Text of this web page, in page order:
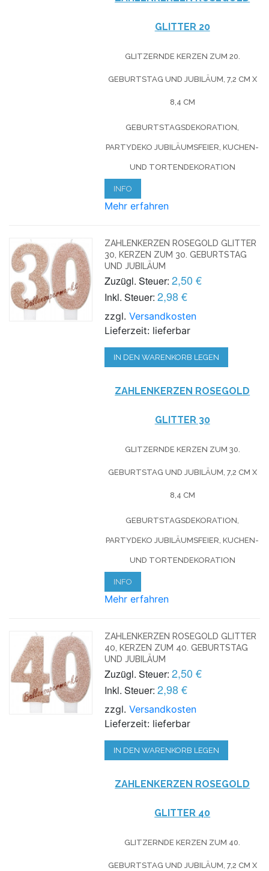
GLITTER 20
GLITZERNDE KERZEN ZUM 20.
GEBURTSTAG UND JUBILÄUM, 7,2 CM X
8,4 CM
GEBURTSTAGSDEKORATION,
PARTYDEKO JUBILÄUMSFEIER, KUCHEN-
UND TORTENDEKORATION
INFO
Mehr erfahren
ZAHLENKERZEN ROSEGOLD GLITTER
30, KERZEN ZUM 30. GEBURTSTAG
UND JUBILÄUM
Zuzügl. Steuer: 2,50 €
Inkl. Steuer: 2,98 €
zzgl.Versandkosten
Lieferzeit: lieferbar
IN DEN WARENKORB LEGEN
ZAHLENKERZEN ROSEGOLD
GLITTER 30
GLITZERNDE KERZEN ZUM 30.
GEBURTSTAG UND JUBILÄUM, 7,2 CM X
8,4 CM
GEBURTSTAGSDEKORATION,
PARTYDEKO JUBILÄUMSFEIER, KUCHEN-
UND TORTENDEKORATION
INFO
Mehr erfahren
ZAHLENKERZEN ROSEGOLD GLITTER
40, KERZEN ZUM 40. GEBURTSTAG
UND JUBILÄUM
Zuzügl. Steuer: 2,50 €
Inkl. Steuer: 2,98 €
zzgl.Versandkosten
Lieferzeit: lieferbar
IN DEN WARENKORB LEGEN
ZAHLENKERZEN ROSEGOLD
GLITTER 40
GLITZERNDE KERZEN ZUM 40.
GEBURTSTAG UND JUBILÄUM, 7,2 CM X